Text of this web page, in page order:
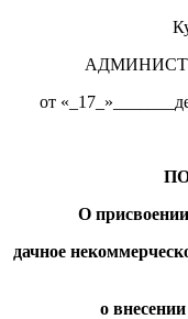
от
О присвоении
дачное
о